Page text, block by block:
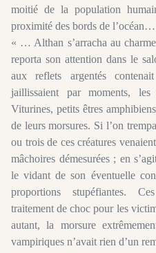
moitié de la population
proximité des bords de
« … Althan s’arracha au
reporta son attention dans le
aux reflets argentés
jaillissaient par moments,
Viturines, petits êtres
de leurs morsures. Si l’on
ou trois de ces créatures
mâchoires démesurées ; en
le vidant de son éventuelle
proportions stupéfiantes.
traitement de choc pour les
autant, la morsure
vampiriques n’avait rien d’un